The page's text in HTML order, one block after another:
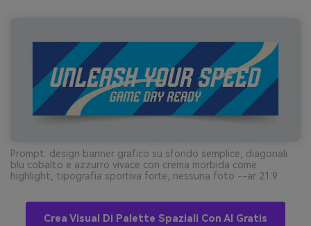
Prompt: design banner grafico su sfondo semplice, diagonali
blu cobalto e azzurro vivace con crema morbida come
highlight, tipografia sportiva forte, nessuna foto --ar 21:9
Crea Visual Di Palette Spaziali Con AI Gratis